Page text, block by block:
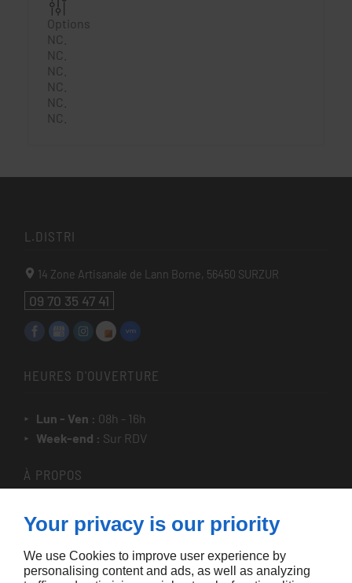
Options
NC.
NC.
NC.
NC.
NC.
NC.
L.DISTRI
14 Zone Artisanale de Lann Borne, 56450 SURZUR
09 70 35 47 41
HEURES D'OUVERTURE
Lun - Ven : 08h - 16h
Week-end : Sur RDV
À PROPOS
Accueil
Contactez-nous
Mentions légales
Plan du site
Your privacy is our priority
We use Cookies to improve user experience by
personalising content and ads, as well as analyzing